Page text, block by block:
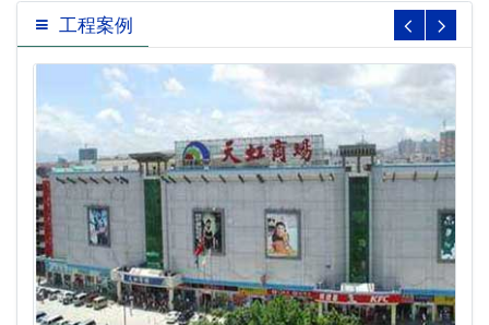
工程案例